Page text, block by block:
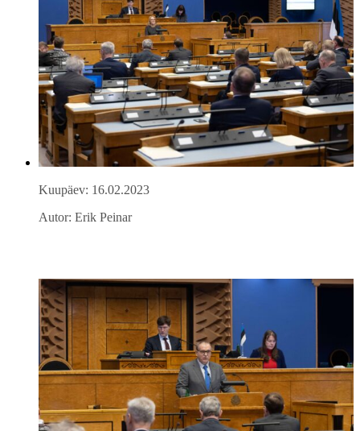
Kuupäev: 16.02.2023
Autor: Erik Peinar